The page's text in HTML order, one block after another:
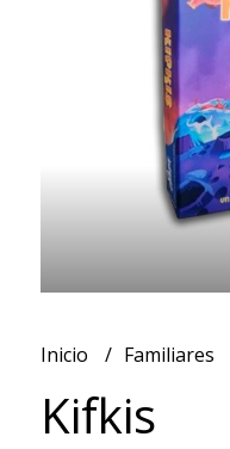
Inicio Familiares
Kifkis